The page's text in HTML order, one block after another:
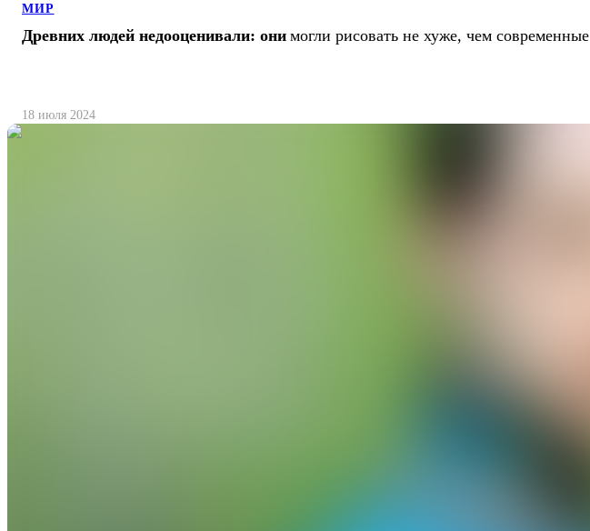
МИР
Древних людей недооценивали: они могли рисовать не хуже, чем современные
18 июля 2024